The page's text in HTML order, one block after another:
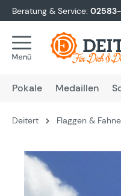
Zur
Beratung & Service:
Pokale Medaillen
Deitert Flaggen &